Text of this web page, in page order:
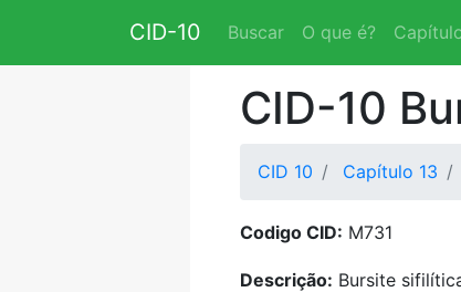
CID-10 Buscar O que é?
CID-10
CID 10 Capítulo 13
Codigo CID: M731
Descrição: Bursite